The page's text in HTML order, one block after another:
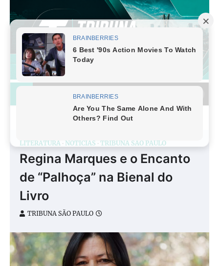
content
LITERATURA NOTÍCIAS TRIBUNA SÃO PAULO
Regina Marques e o Encanto
de “Palhoça” na Bienal do
Livro
TRIBUNA SÃO PAULO